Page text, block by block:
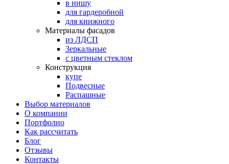
в нишу
для гардеробной
для книжного
Материалы фасадов
из ЛДСП
Зеркальные
с цветным стеклом
Конструкция
купе
Подвесные
Распашные
Выбор материалов
О компании
Портфолио
Как рассчитать
Блог
Отзывы
Контакты